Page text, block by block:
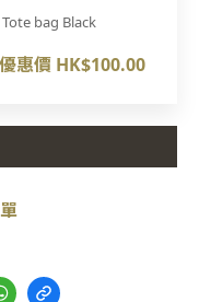
bag Black
優惠價 HK$100.00